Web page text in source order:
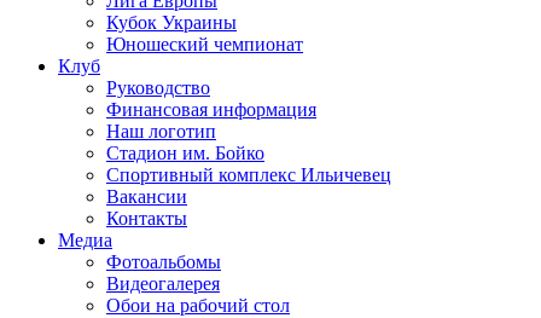
Кубок Украины
Юношеский чемпионат
Клуб
Руководство
Финансовая информация
Наш логотип
Стадион им. Бойко
Спортивный комплекс Ильичевец
Вакансии
Контакты
Медиа
Фотоальбомы
Видеогалерея
Обои на рабочий стол